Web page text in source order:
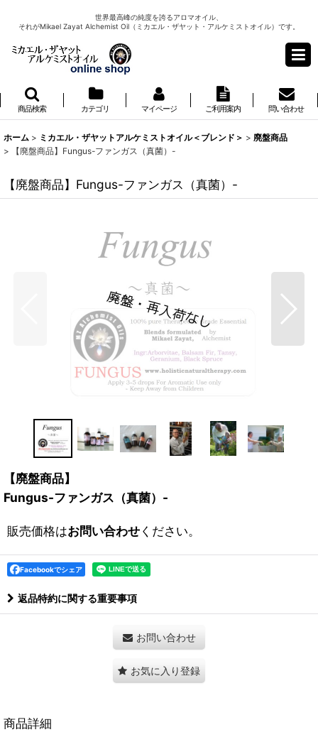
世界最高峰の純度を誇るアロマオイル、
それがMikael Zayat Alchemist Oil（ミカエル・ザヤット・アルケミストオイル）です。
商品検索 カテゴリ マイページ ご利用案内 問い合わせ
ホーム > ミカエル・ザヤットアルケミストオイル＜ブレンド＞ > 廃盤商品
>
【廃盤商品】Fungus-ファンガス（真菌）-
【廃盤商品】Fungus-ファンガス（真菌）-
【廃盤商品】
Fungus-ファンガス（真菌）-
販売価格はお問い合わせください。
Facebookでシェア
返品特約に関する重要事項
お問い合わせ
お気に入り登録
商品詳細